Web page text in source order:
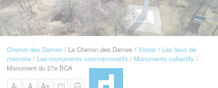
Navigation
Fil
d'Ariane
Chemin des Dames Le Chemin des Dames Visiter
Les lieux de
mémoire
Les monuments commémoratifs
Monuments collectifs
Monument du 27e BCA